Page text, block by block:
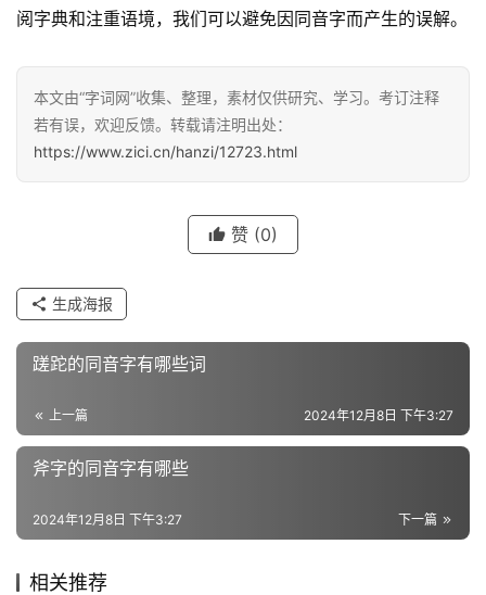
字
组
反
义
词
近
义
组
阅字典和注重语境，我们可以避免因同音字而产生的误解。
本文由“字词网”收集、整理，素材仅供研究、学习。考订注释
若有误，欢迎反馈。转载请注明出处：
https://www.zici.cn/hanzi/12723.html
赞 (0)
生成海报
蹉跎的同音字有哪些词
上一篇 2024年12月8日 下午3:27
斧字的同音字有哪些
下一篇
2024年12月8日 下午3:27
相关推荐